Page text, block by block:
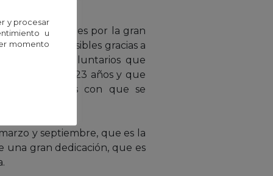
poco frecuentes por la gran
haciendo posibles gracias a
con voluntarios que
desde hace 23 años y que
especies con que se
y septiembre, que es la
una gran dedicación, que es
y procesar
u
momento